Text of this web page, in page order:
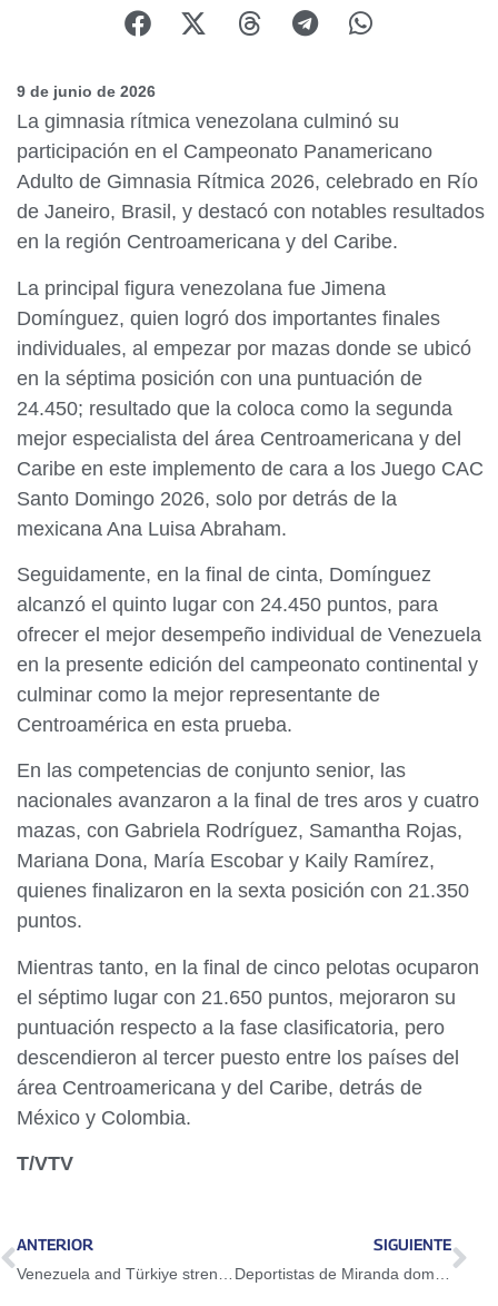
9 de junio de 2026
La gimnasia rítmica venezolana culminó su
participación en el Campeonato Panamericano
Adulto de Gimnasia Rítmica 2026, celebrado en Río
de Janeiro, Brasil, y destacó con notables resultados
en la región Centroamericana y del Caribe.
La principal figura venezolana fue Jimena
Domínguez, quien logró dos importantes finales
individuales, al empezar por mazas donde se ubicó
en la séptima posición con una puntuación de
24.450; resultado que la coloca como la segunda
mejor especialista del área Centroamericana y del
Caribe en este implemento de cara a los Juego CAC
Santo Domingo 2026, solo por detrás de la
mexicana Ana Luisa Abraham.
Seguidamente, en la final de cinta, Domínguez
alcanzó el quinto lugar con 24.450 puntos, para
ofrecer el mejor desempeño individual de Venezuela
en la presente edición del campeonato continental y
culminar como la mejor representante de
Centroamérica en esta prueba.
En las competencias de conjunto senior, las
nacionales avanzaron a la final de tres aros y cuatro
mazas, con Gabriela Rodríguez, Samantha Rojas,
Mariana Dona, María Escobar y Kaily Ramírez,
quienes finalizaron en la sexta posición con 21.350
puntos.
Mientras tanto, en la final de cinco pelotas ocuparon
el séptimo lugar con 21.650 puntos, mejoraron su
puntuación respecto a la fase clasificatoria, pero
descendieron al tercer puesto entre los países del
área Centroamericana y del Caribe, detrás de
México y Colombia.
T/VTV
ANTERIOR SIGUIENTE